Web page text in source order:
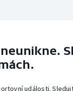
události.